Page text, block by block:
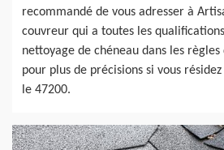
recommandé de vous adresser à
couvreur qui a toutes les
nettoyage de chéneau dans les règles
pour plus de précisions si vous
le 47200.